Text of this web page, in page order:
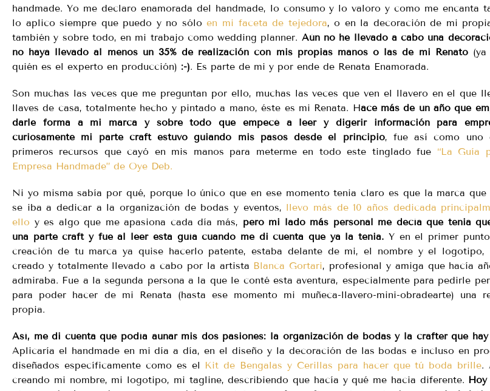
handmade. Yo me declaro enamorada del handmade, lo consumo y lo valoro y como me encanta
lo aplico siempre que puedo y no sóloen mi faceta de tejedora, o en la decoración de mi
también y sobre todo, en mi trabajo como wedding planner. Aún no he llevado a cabo una
no haya llevado al menos un 35% de realización con mis propias manos o las de mi Renato(ya
quién es el experto en producción) :-). Es parte de mi y por ende de Renata Enamorada.
Son muchas las veces que me preguntan por ello, muchas las veces que ven el llavero en el que
llaves de casa, totalmente hecho y pintado a mano, éste es mi Renata. Hace más de un año que
darle forma a mi marca y sobre todo que empecé a leer y digerir información para
curiosamente mi parte craft estuvo guiando mis pasos desde el principio, fue así como uno
primeros recursos que cayó en mis manos para meterme en todo este tinglado fue “La Guía
Empresa Handmade” de Oye Deb.
Ni yo misma sabía por qué, porque lo único que en ese momento tenia claro es que la marca que
se iba a dedicar a la organización de bodas y eventos, llevo más de 10 años dedicada
ello y es algo que me apasiona cada día más, pero mi lado más personal me decía que tenia
una parte craft y fue al leer esta guía cuando me di cuenta que ya la tenia. Y en el primer
creación de tu marca ya quise hacerlo patente, estaba delante de mi, el nombre y el logotipo,
creado y totalmente llevado a cabo por la artista Blanca Gortari, profesional y amiga que hacía
admiraba. Fue a la segunda persona a la que le conté esta aventura, especialmente para pedirle
para poder hacer de mi Renata (hasta ese momento mi muñeca-llavero-mini-obradearte) una
propia.
Así, me di cuenta que podía aunar mis dos pasiones: la organización de bodas y la crafter que
Aplicaría el handmade en mi día a día, en el diseño y la decoración de las bodas e incluso en
diseñados específicamente como es el Kit de Bengalas y Cerillas para hacer que tú boda brille.
creando mi nombre, mi logotipo, mi tagline, describiendo que hacía y qué me hacia diferente.